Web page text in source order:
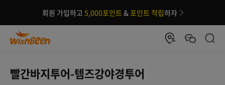
회원 가입하고 5,000포인트 &포인트 적립하자
빨간바지투어-템즈강야경투어